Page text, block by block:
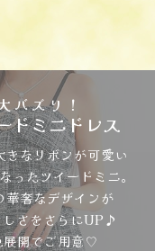
バズり！
ドミニドレス
きなリボンが可愛い
ったツイードミニ。
華奢なデザインが
しさをさらにUP♪
展開でご用意♡